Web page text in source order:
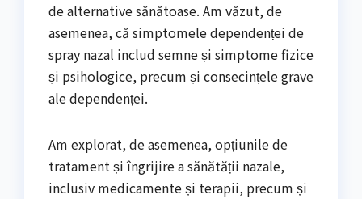
de alternative sănătoase. Am văzut, de
asemenea, că simptomele dependenței de
spray nazal includ semne și simptome fizice
și psihologice, precum și consecințele grave
ale dependenței.
Am explorat, de asemenea, opțiunile de
tratament și îngrijire a sănătății nazale,
inclusiv medicamente și terapii, precum și